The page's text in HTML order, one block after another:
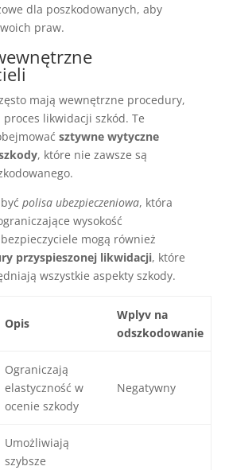
dla poszkodowanych, aby
praw.
mają wewnętrzne procedury,
proces likwidacji szkód. Te
sztywne wytyczne
, które nie zawsze są
polisa ubezpieczeniowa, która
wysokość
mogą również
przyspieszonej likwidacji, które
wszystkie aspekty szkody.
Opis
Wplyv na
odszkodowanie
Ograniczają
elastyczność w
ocenie szkody
Negatywny
Umożliwiają
szybsze